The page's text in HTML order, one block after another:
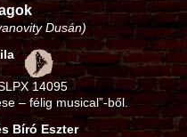
Dusán)
14095
– félig musical”-ből.
Bíró Eszter